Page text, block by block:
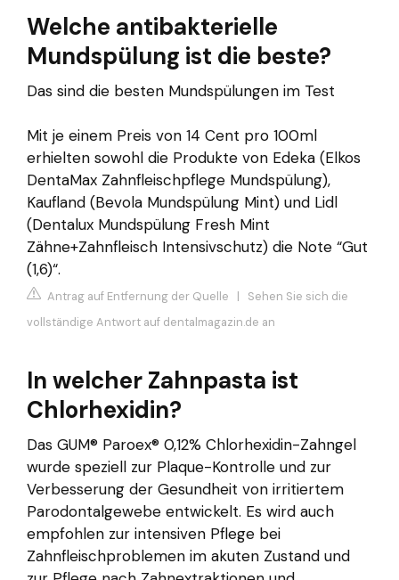
Welche antibakterielle
Mundspülung ist die beste?
Das sind die besten Mundspülungen im Test
Mit je einem Preis von 14 Cent pro 100ml
erhielten sowohl die Produkte von Edeka (Elkos
DentaMax Zahnfleischpflege Mundspülung),
Kaufland (Bevola Mundspülung Mint) und Lidl
(Dentalux Mundspülung Fresh Mint
Zähne+Zahnfleisch Intensivschutz) die Note “Gut
(1,6)“.
Antrag auf Entfernung der Quelle | Sehen Sie sich die
vollständige Antwort auf dentalmagazin.de an
In welcher Zahnpasta ist
Chlorhexidin?
Das GUM® Paroex® 0,12% Chlorhexidin-Zahngel
wurde speziell zur Plaque-Kontrolle und zur
Verbesserung der Gesundheit von irritiertem
Parodontalgewebe entwickelt. Es wird auch
empfohlen zur intensiven Pflege bei
Zahnfleischproblemen im akuten Zustand und